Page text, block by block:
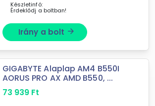
Készletinfó:
Érdeklődj a boltban!
Irány a bolt arrow_forward
GIGABYTE Alaplap AM4 B550I
AORUS PRO AX AMD B550, ...
73 939 Ft